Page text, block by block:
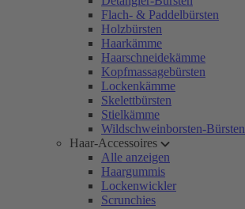
Flach- & Paddelbürsten
Holzbürsten
Haarkämme
Haarschneidekämme
Kopfmassagebürsten
Lockenkämme
Skelettbürsten
Stielkämme
Wildschweinborsten-Bürsten
Haar-Accessoires
Alle anzeigen
Haargummis
Lockenwickler
Scrunchies